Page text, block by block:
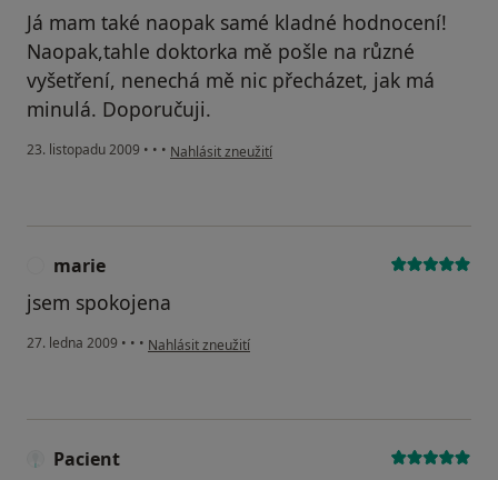
Já mam také naopak samé kladné hodnocení!
Naopak,tahle doktorka mě pošle na různé
vyšetření, nenechá mě nic přecházet, jak má
minulá. Doporučuji.
23. listopadu 2009 • • • podle názoru uživatele Pacient
Nahlásit zneužití
marie
jsem spokojena
27. ledna 2009 • • • podle názoru uživatele marie
Nahlásit zneužití
Pacient